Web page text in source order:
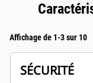
Affichage de 1-3 sur 10
SÉCURITÉ